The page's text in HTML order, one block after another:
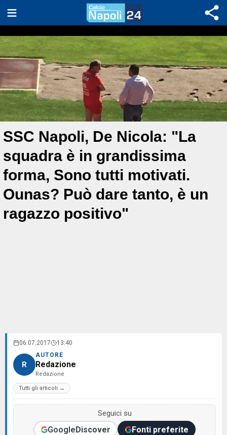
SSC Napoli, De Nicola: "La
squadra è in grandissima
forma, Sono tutti motivati.
Ounas? Può dare tanto, è un
ragazzo positivo"
06.07.2017 13:40
R
AUTORE
Redazione
Redazione
Tutti gli articoli →
Seguici su
GoogleDiscover Fonti preferite